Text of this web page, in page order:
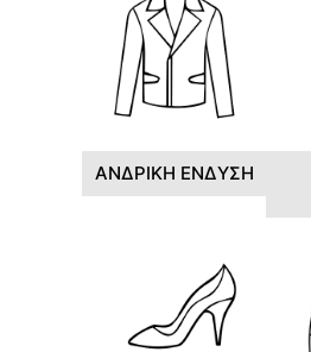
ΑΝΔΡΙΚΗ ΕΝΔΥΣΗ